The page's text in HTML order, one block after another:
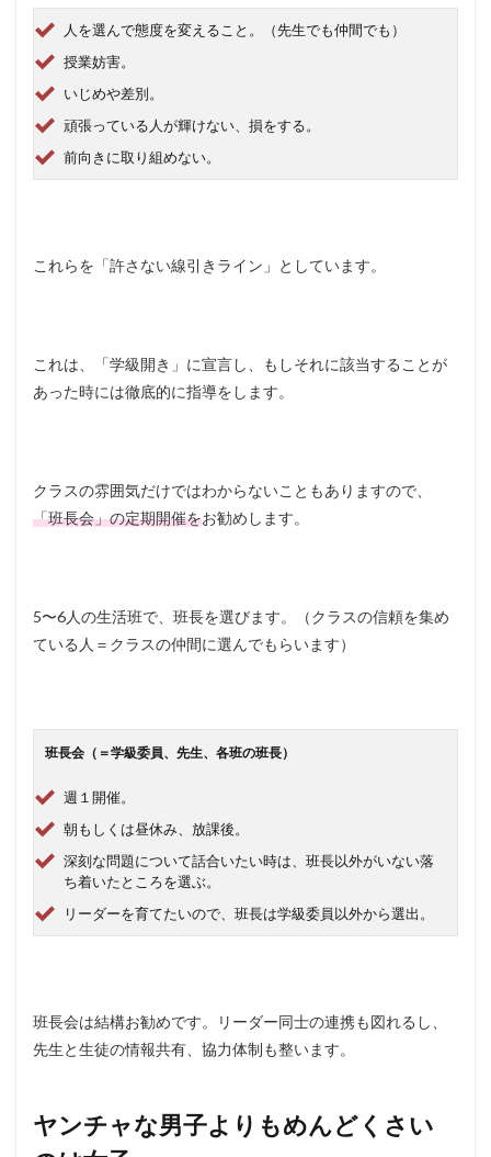
人を選んで態度を変えること。（先生でも仲間でも）
授業妨害。
いじめや差別。
頑張っている人が輝けない、損をする。
前向きに取り組めない。
これらを「許さない線引きライン」としています。
これは、「学級開き」に宣言し、もしそれに該当することが
あった時には徹底的に指導をします。
クラスの雰囲気だけではわからないこともありますので、
「班長会」の定期開催をお勧めします。
5〜6人の生活班で、班長を選びます。（クラスの信頼を集め
ている人＝クラスの仲間に選んでもらいます）
班長会（＝学級委員、先生、各班の班長）
週１開催。
朝もしくは昼休み、放課後。
深刻な問題について話合いたい時は、班長以外がいない落
ち着いたところを選ぶ。
リーダーを育てたいので、班長は学級委員以外から選出。
班長会は結構お勧めです。リーダー同士の連携も図れるし、
先生と生徒の情報共有、協力体制も整います。
ヤンチャな男子よりもめんどくさい